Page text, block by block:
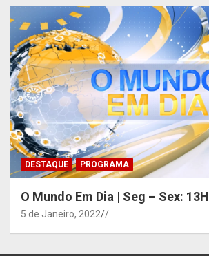
DESTAQUE PROGRAMA
O Mundo Em Dia | Seg – Sex: 13H
5 de Janeiro, 2022 /